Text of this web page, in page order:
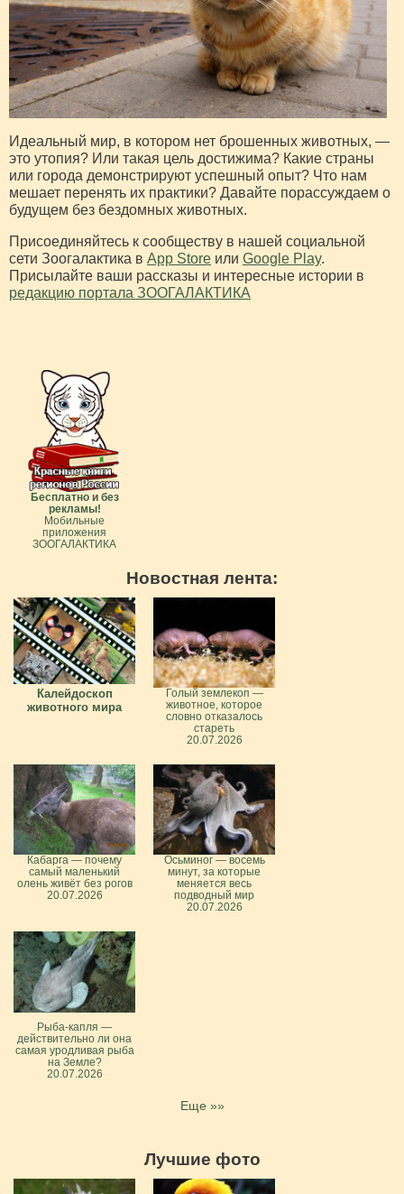
Идеальный мир, в котором нет брошенных животных, —
это утопия? Или такая цель достижима? Какие страны
или города демонстрируют успешный опыт? Что нам
мешает перенять их практики? Давайте порассуждаем о
будущем без бездомных животных.
Присоединяйтесь к сообществу в нашей социальной
сети Зоогалактика в App Store или Google Play.
Присылайте ваши рассказы и интересные истории в
редакцию портала ЗООГАЛАКТИКА
Бесплатно и без
рекламы!
Мобильные
приложения
ЗООГАЛАКТИКА
Новостная лента:
Калейдоскоп
животного мира
Голый землекоп —
животное, которое
словно отказалось
стареть
20.07.2026
Кабарга — почему
самый маленький
олень живёт без рогов
20.07.2026
Осьминог — восемь
минут, за которые
меняется весь
подводный мир
20.07.2026
Рыба-капля —
действительно ли она
самая уродливая рыба
на Земле?
20.07.2026
Еще »»
Лучшие фото